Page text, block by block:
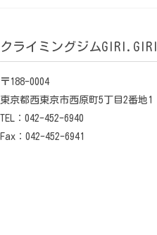
クライミングジムGIRI.GIRI
〒188-0004
東京都西東京市西原町5丁目2番地1
TEL：042-452-6940
Fax：042-452-6941